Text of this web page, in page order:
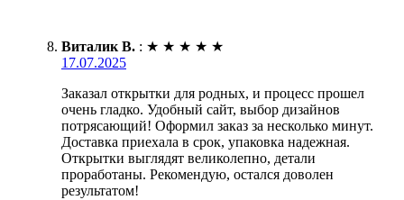
Виталик В. : ★ ★ ★ ★ ★
17.07.2025
Заказал открытки для родных, и процесс прошел
очень гладко. Удобный сайт, выбор дизайнов
потрясающий! Оформил заказ за несколько минут.
Доставка приехала в срок, упаковка надежная.
Открытки выглядят великолепно, детали
проработаны. Рекомендую, остался доволен
результатом!